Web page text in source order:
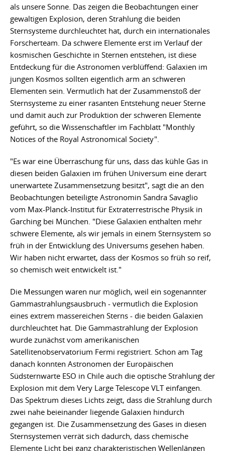
als unsere Sonne. Das zeigen die Beobachtungen einer
gewaltigen Explosion, deren Strahlung die beiden
Sternsysteme durchleuchtet hat, durch ein internationales
Forscherteam. Da schwere Elemente erst im Verlauf der
kosmischen Geschichte in Sternen entstehen, ist diese
Entdeckung für die Astronomen verblüffend: Galaxien im
jungen Kosmos sollten eigentlich arm an schweren
Elementen sein. Vermutlich hat der Zusammenstoß der
Sternsysteme zu einer rasanten Entstehung neuer Sterne
und damit auch zur Produktion der schweren Elemente
geführt, so die Wissenschaftler im Fachblatt "Monthly
Notices of the Royal Astronomical Society".
"Es war eine Überraschung für uns, dass das kühle Gas in
diesen beiden Galaxien im frühen Universum eine derart
unerwartete Zusammensetzung besitzt", sagt die an den
Beobachtungen beteiligte Astronomin Sandra Savaglio
vom Max-Planck-Institut für Extraterrestrische Physik in
Garching bei München. "Diese Galaxien enthalten mehr
schwere Elemente, als wir jemals in einem Sternsystem so
früh in der Entwicklung des Universums gesehen haben.
Wir haben nicht erwartet, dass der Kosmos so früh so reif,
so chemisch weit entwickelt ist."
Die Messungen waren nur möglich, weil ein sogenannter
Gammastrahlungsausbruch - vermutlich die Explosion
eines extrem massereichen Sterns - die beiden Galaxien
durchleuchtet hat. Die Gammastrahlung der Explosion
wurde zunächst vom amerikanischen
Satellitenobservatorium Fermi registriert. Schon am Tag
danach konnten Astronomen der Europäischen
Südsternwarte ESO in Chile auch die optische Strahlung der
Explosion mit dem Very Large Telescope VLT einfangen.
Das Spektrum dieses Lichts zeigt, dass die Strahlung durch
zwei nahe beieinander liegende Galaxien hindurch
gegangen ist. Die Zusammensetzung des Gases in diesen
Sternsystemen verrät sich dadurch, dass chemische
Elemente Licht bei ganz charakteristischen Wellenlängen